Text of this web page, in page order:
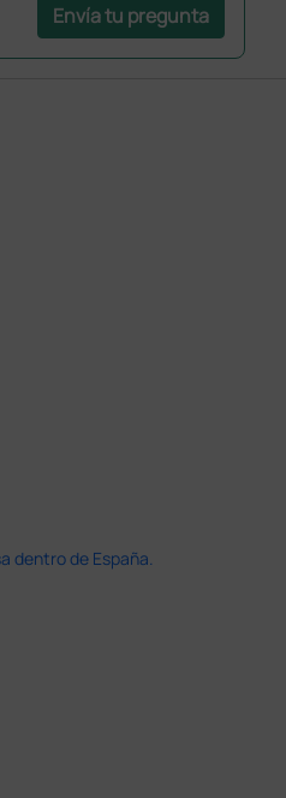
Envía tu pregunta
dentro de España.